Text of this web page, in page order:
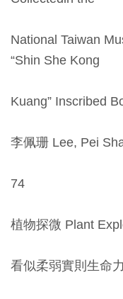
National Taiwan
“Shin She Kong
Kuang” Inscribed
李佩珊 Lee, Pei
74
植物探微 Plant
看似柔弱實則生命